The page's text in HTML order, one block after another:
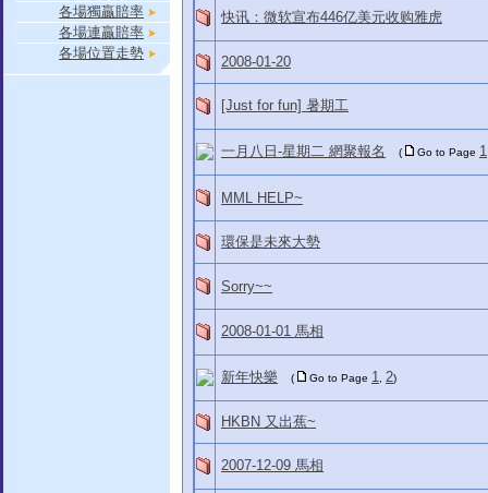
各場獨贏賠率
各場連贏賠率
各場位置走勢
快讯：微软宣布446亿美元收购雅虎
2008-01-20
[Just for fun] 暑期工
一月八日-星期二 網聚報名 ( Go to Page 1
MML HELP~
環保是未來大勢
Sorry~~
2008-01-01 馬相
新年快樂 ( Go to Page 1 2)
HKBN 又出蕉~
2007-12-09 馬相